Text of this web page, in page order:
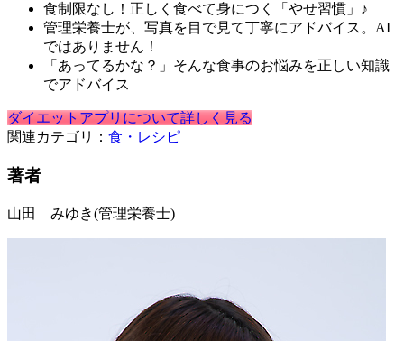
食制限なし！正しく食べて身につく「やせ習慣」♪
管理栄養士が、写真を目で見て丁寧にアドバイス。AI
ではありません！
「あってるかな？」そんな食事のお悩みを正しい知識
でアドバイス
ダイエットアプリについて詳しく見る
関連カテゴリ： 食・レシピ
著者
山田 みゆき(管理栄養士)